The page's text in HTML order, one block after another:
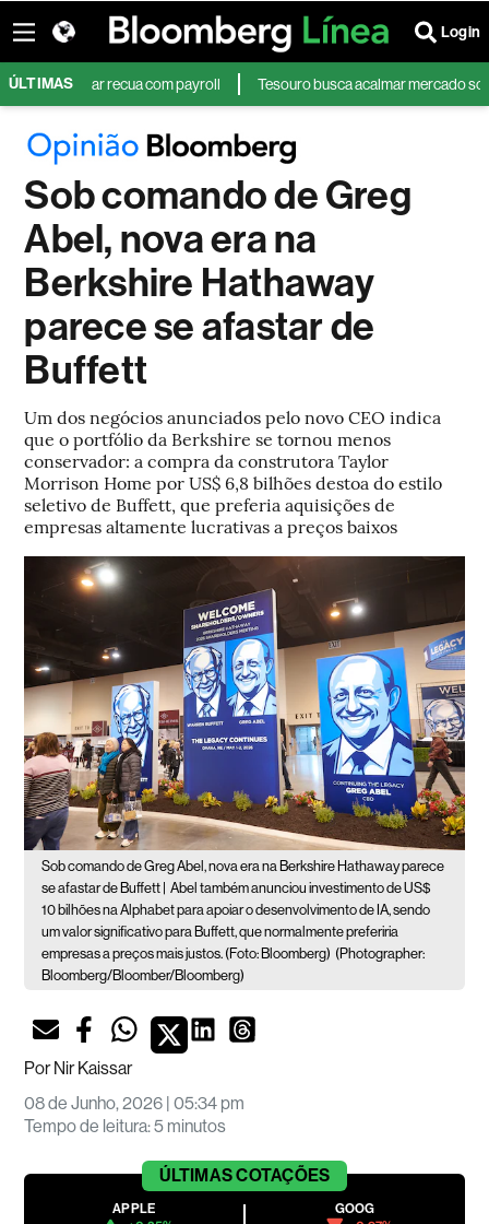
Login
ÚLTIMAS
dólar recua com payroll Tesouro busca acalmar mercado sobre
Sob comando de Greg
Abel, nova era na
Berkshire Hathaway
parece se afastar de
Buffett
Um dos negócios anunciados pelo novo CEO indica
que o portfólio da Berkshire se tornou menos
conservador: a compra da construtora Taylor
Morrison Home por US$ 6,8 bilhões destoa do estilo
seletivo de Buffett, que preferia aquisições de
empresas altamente lucrativas a preços baixos
Sob comando de Greg Abel, nova era na Berkshire Hathaway parece
se afastar de Buffett |
Abel também anunciou investimento de US$
10 bilhões na Alphabet para apoiar o desenvolvimento de IA, sendo
um valor significativo para Buffett, que normalmente preferiria
empresas a preços mais justos. (Foto: Bloomberg) (Photographer:
Bloomberg/Bloomber/Bloomberg)
PorNir Kaissar
08 de Junho, 2026 | 05:34 pm
Tempo de leitura:5 minutos
ÚLTIMASCOTAÇÕES
APPLE
GOOG